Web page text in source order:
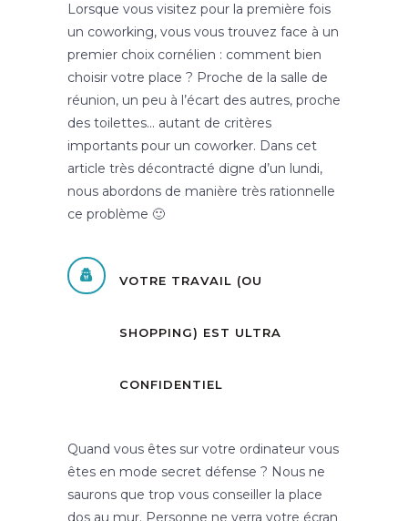
Lorsque vous visitez pour la première fois
un coworking, vous vous trouvez face à un
premier choix cornélien : comment bien
choisir votre place ? Proche de la salle de
réunion, un peu à l’écart des autres, proche
des toilettes… autant de critères
importants pour un coworker. Dans cet
article très décontracté digne d’un lundi,
nous abordons de manière très rationnelle
ce problème 🙂
VOTRE TRAVAIL (OU
SHOPPING) EST ULTRA
CONFIDENTIEL
Quand vous êtes sur votre ordinateur vous
êtes en mode secret défense ? Nous ne
saurons que trop vous conseiller la place
dos au mur. Personne ne verra votre écran